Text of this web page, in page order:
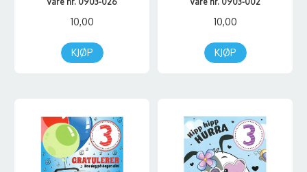
10,00
KJØP
10,00
KJØP